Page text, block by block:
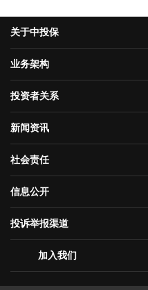
关于中投保
业务架构
投资者关系
新闻资讯
社会责任
信息公开
投诉举报渠道
加入我们